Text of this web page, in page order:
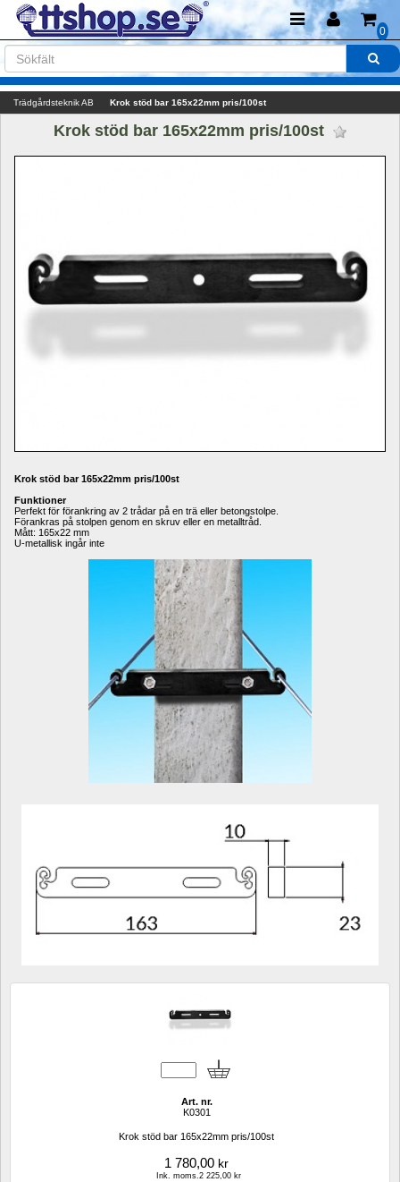
0
Trädgårdsteknik AB Krok stöd bar 165x22mm pris/100st
Krok stöd bar 165x22mm pris/100st
Krok stöd bar 165x22mm pris/100st
Funktioner
Perfekt för förankring av 2 trådar på en trä eller betongstolpe.
Förankras på stolpen genom en skruv eller en metalltråd.
Mått: 165x22 mm
U-metallisk ingår inte
Art. nr.
K0301
Krok stöd bar 165x22mm pris/100st
1 780,00 kr
Ink. moms.2 225,00 kr